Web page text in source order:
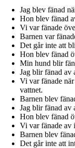
Jag blev fänad
Hon blev fänad
Vi var fänade
Barnen var
Det går inte att
Hon blev fänad
Min hund blir
Jag blir fänad av
Vi var fänade
vattnet.
Barnen blev
Jag blir fänad av
Hon blev fänad
Vi var fänade av
Barnen blev
Det går inte att